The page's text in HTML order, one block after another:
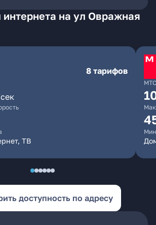
на ул Овражная
8 тарифов
ТВ
МТС
доступность по адресу